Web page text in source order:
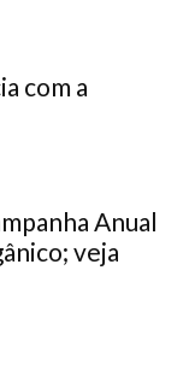
com a
Anual
veja